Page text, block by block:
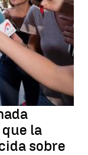
la
sobre